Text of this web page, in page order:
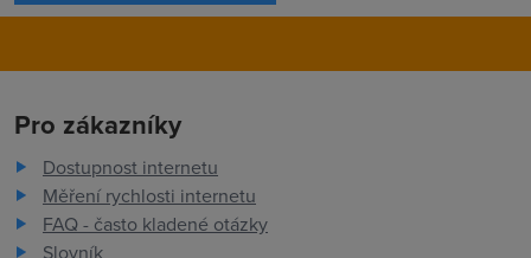
Pro zákazníky
Dostupnost internetu
Měření rychlosti internetu
FAQ - často kladené otázky
Slovník